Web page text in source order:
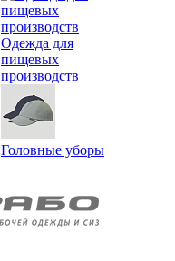
Одежда для
пищевых
производств
Головные уборы